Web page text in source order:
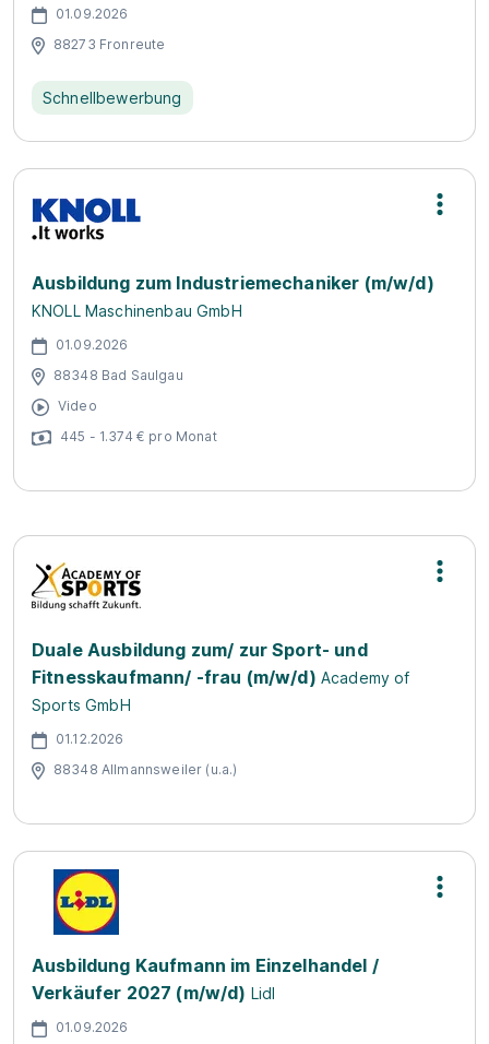
01.09.2026
88273 Fronreute
Schnellbewerbung
Ausbildung zum Industriemechaniker (m/w/d)
KNOLL Maschinenbau GmbH
01.09.2026
88348 Bad Saulgau
Video
445 - 1.374 € pro Monat
Duale Ausbildung zum/ zur Sport- und
Fitnesskaufmann/ -frau (m/w/d) Academy of
Sports GmbH
01.12.2026
88348 Allmannsweiler (u.a.)
Ausbildung Kaufmann im Einzelhandel /
Verkäufer 2027 (m/w/d) Lidl
01.09.2026